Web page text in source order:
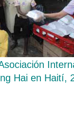
Hai en Haití,